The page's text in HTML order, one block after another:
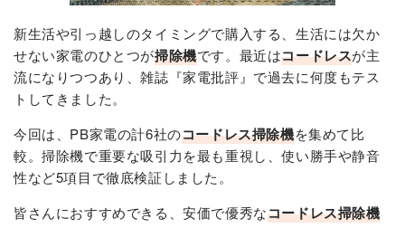
新生活や引っ越しのタイミングで購入する、生活には欠か
せない家電のひとつが掃除機です。最近はコードレスが主
流になりつつあり、雑誌『家電批評』で過去に何度もテス
トしてきました。
今回は、PB家電の計6社のコードレス掃除機を集めて比
較。掃除機で重要な吸引力を最も重視し、使い勝手や静音
性など5項目で徹底検証しました。
皆さんにおすすめできる、安価で優秀なコードレス掃除機